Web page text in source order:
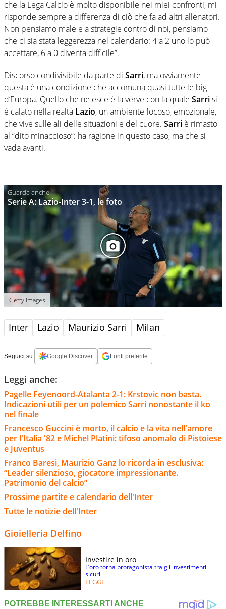
che la Lega Calcio è molto disponibile nei miei confronti, mi
risponde sempre a differenza di ciò che fa ad altri allenatori.
Non pensiamo male e a strategie contro di noi, pensiamo
che ci sia stata leggerezza nel calendario: 4 a 2 uno lo può
accettare, 6 a 0 diventa difficile”.
Discorso condivisibile da parte di Sarri, ma ovviamente
questa è una condizione che accomuna quasi tutte le big
d’Europa. Quello che ne esce è la verve con la quale Sarrisi
è calato nella realtà Lazio, un ambiente focoso, emozionale,
che vive sulle ali delle situazioni e del cuore. Sarri è rimasto
al “dito minaccioso”: ha ragione in questo caso, ma che si
vada avanti.
Serie A: Lazio-Inter 3-1, le foto
Getty Images
Inter Lazio Maurizio Sarri Milan
Seguici su: Google Discover Fonti preferite
Leggi anche:
Pagelle Feyenoord-Atalanta 2-1: Krstovic non basta.
Indicazioni utili per un polemico Sarri nonostante il ko
nel finale
Francesco Guccini è morto, il calcio e la vita nell'amore
per l'Italia '82 e Michel Platini: tifoso anomalo di Pistoiese
e Juventus
Franco Baresi, Maurizio Ganz lo ricorda in esclusiva:
“Leader silenzioso, giocatore impressionante.
Patrimonio del calcio”
Prossime partite e calendario dell'Inter
Tutte le notizie dell'Inter
Gioielleria Delfino
Investire in oro
L’oro torna protagonista tra gli investimenti
sicuri
LEGGI